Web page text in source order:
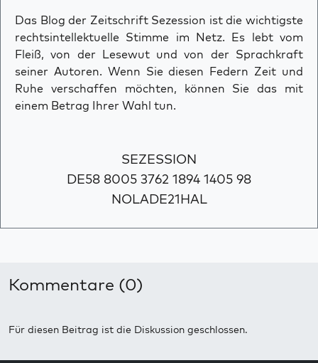
Das Blog der Zeitschrift Sezession ist die wichtigste
rechtsintellektuelle Stimme im Netz. Es lebt vom
Fleiß, von der Lesewut und von der Sprachkraft
seiner Autoren. Wenn Sie diesen Federn Zeit und
Ruhe verschaffen möchten, können Sie das mit
einem Betrag Ihrer Wahl tun.
SEZESSION
DE58 8005 3762 1894 1405 98
NOLADE21HAL
Kommentare (0)
Für diesen Beitrag ist die Diskussion geschlossen.